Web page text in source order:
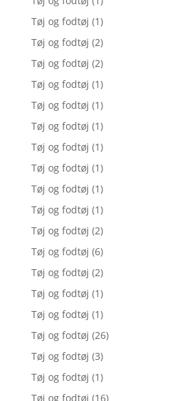
Tøj og fodtøj (1)
Tøj og fodtøj (2)
Tøj og fodtøj (2)
Tøj og fodtøj (1)
Tøj og fodtøj (1)
Tøj og fodtøj (1)
Tøj og fodtøj (1)
Tøj og fodtøj (1)
Tøj og fodtøj (1)
Tøj og fodtøj (1)
Tøj og fodtøj (2)
Tøj og fodtøj (6)
Tøj og fodtøj (2)
Tøj og fodtøj (1)
Tøj og fodtøj (1)
Tøj og fodtøj (26)
Tøj og fodtøj (3)
Tøj og fodtøj (1)
Tøj og fodtøj (16)